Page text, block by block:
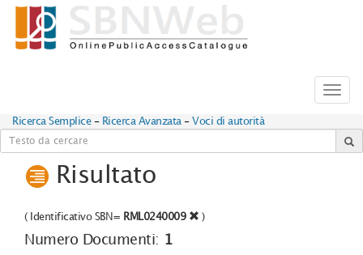
Ricerca Semplice - Ricerca Avanzata - Voci di autorità
Risultato
( Identificativo SBN= RML0240009 )
Numero Documenti: 1